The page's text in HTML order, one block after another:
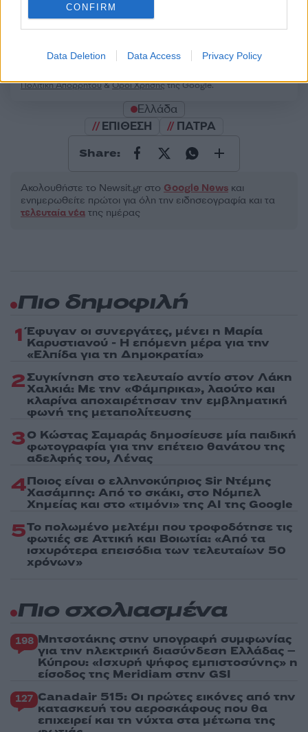
CONFIRM
Data Deletion Data Access Privacy Policy
Πολιτική Απορρήτου&Όροι Χρήσηςτης Google.
Ελλάδα
ΕΠΙΘΕΣΗ
ΠΑΤΡΑ
Share:
Ακολουθήστε το Νewsit.gr στο Google News και
ενημερωθείτε πρώτοι για όλη την ειδησεογραφία και τα
τελευταία νέα της ημέρας
Πιο δημοφιλή
1 Έφυγαν οι συνεργάτες, μένει η Μαρία
Καρυστιανού - Η επόμενη μέρα για την
«Ελπίδα για τη Δημοκρατία»
2Συγκίνηση στο τελευταίο αντίο στον Λάκη
Χαλκιά: Με την «Φάμπρικα», λαούτο και
κλαρίνα αποχαιρέτησαν την εμβληματική
φωνή της μεταπολίτευσης
3Ο Κώστας Σαμαράς δημοσίευσε μία παιδική
φωτογραφία για την επέτειο θανάτου της
αδελφής του, Λένας
4Ποιος είναι ο ελληνοκύπριος Sir Ντέμης
Χασάμπης: Από το σκάκι, στο Νόμπελ
Χημείας και στο «τιμόνι» της AI της Google
5Το πολωμένο μελτέμι που τροφοδότησε τις
φωτιές σε Αττική και Βοιωτία: «Από τα
ισχυρότερα επεισόδια των τελευταίων 50
χρόνων»
Πιο σχολιασμένα
198 Μητσοτάκης στην υπογραφή συμφωνίας
για την ηλεκτρική διασύνδεση Ελλάδας –
Κύπρου: «Ισχυρή ψήφος εμπιστοσύνης» η
είσοδος της Meridiam στην GSI
127 Canadair 515: Οι πρώτες εικόνες από την
κατασκευή του αεροσκάφους που θα
επιχειρεί και τη νύχτα στα μέτωπα της